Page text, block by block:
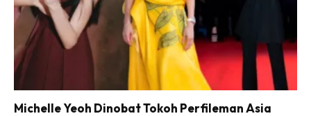
hantaran yang dimuat naik semalam.
#mtkinabalu ♬ bunyi asal –
iceeminn123
Michelle Yeoh Dinobat Tokoh Perfileman Asia